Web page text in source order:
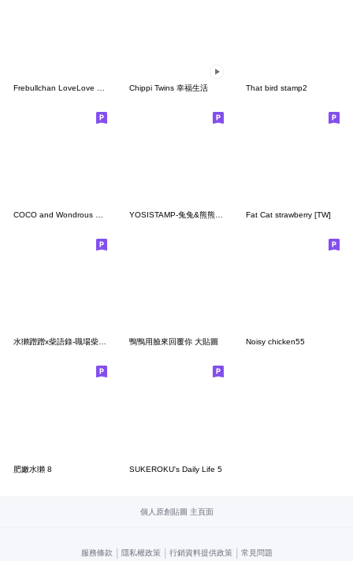
Chippi Twins 幸福生活 That bird stamp2
Fat Cat strawberry [TW]
水獺蹭蹭x柴語錄-職場柴不BLUE 鴨鴨用臉來回覆你 大貼圖 Noisy chicken55
肥嫩水獺 8 SUKEROKU's Daily Life 5
個人原創貼圖 主頁面
服務條款 | 隱私權政策 | 行銷資料提供政策 | 常見問題